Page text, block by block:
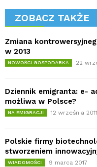
ZOBACZ TAKŻE
Zmiana
w 2013
NOWOŚCI GOSPODARKA 22
Dziennik emigranta: e-
możliwa w Polsce?
NA EMIGRACJI 12 września 2011
Polskie firmy
stworzeniem
WIADOMOŚCI 9 marca 2017